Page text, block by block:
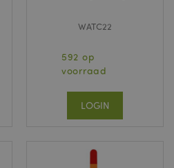
WATC22
592 op
voorraad
LOGIN